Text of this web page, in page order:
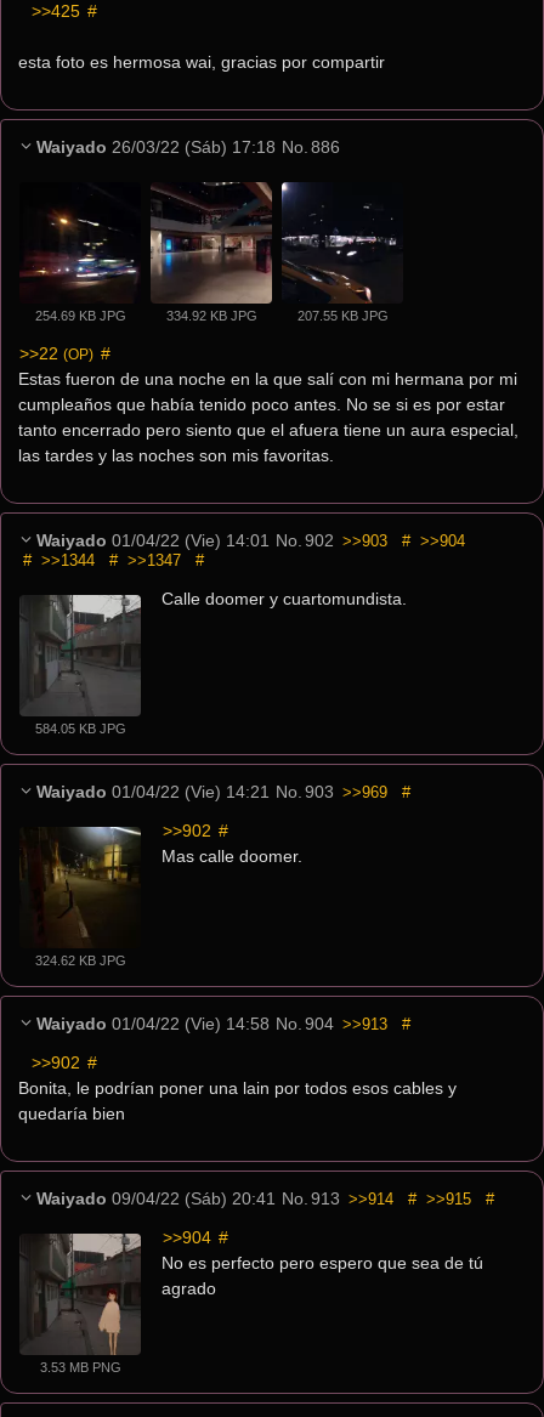
>>425 #
esta foto es hermosa wai, gracias por compartir
Waiyado 26/03/22 (Sáb) 17:18 No. 886
254.69 KB JPG 334.92 KB JPG 207.55 KB JPG
>>22 (OP) #
Estas fueron de una noche en la que salí con mi hermana por mi
cumpleaños que había tenido poco antes. No se si es por estar
tanto encerrado pero siento que el afuera tiene un aura especial,
las tardes y las noches son mis favoritas.
Waiyado 01/04/22 (Vie) 14:01 No. 902 >>903 # >>904
# >>1344 # >>1347 #
584.05 KB JPG
Calle doomer y cuartomundista.
Waiyado 01/04/22 (Vie) 14:21 No. 903 >>969 #
324.62 KB JPG
>>902 #
Mas calle doomer.
Waiyado 01/04/22 (Vie) 14:58 No. 904 >>913 #
>>902 #
Bonita, le podrían poner una lain por todos esos cables y
quedaría bien
Waiyado 09/04/22 (Sáb) 20:41 No. 913 >>914 # >>915 #
3.53 MB PNG
>>904 #
No es perfecto pero espero que sea de tú
agrado